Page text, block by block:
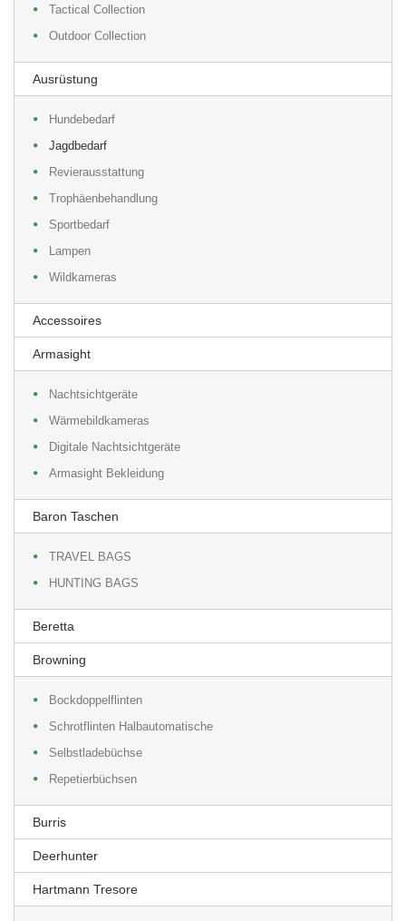
Tactical Collection
Outdoor Collection
Ausrüstung
Hundebedarf
Jagdbedarf
Revierausstattung
Trophäenbehandlung
Sportbedarf
Lampen
Wildkameras
Accessoires
Armasight
Nachtsichtgeräte
Wärmebildkameras
Digitale Nachtsichtgeräte
Armasight Bekleidung
Baron Taschen
TRAVEL BAGS
HUNTING BAGS
Beretta
Browning
Bockdoppelflinten
Schrotflinten Halbautomatische
Selbstladebüchse
Repetierbüchsen
Burris
Deerhunter
Hartmann Tresore